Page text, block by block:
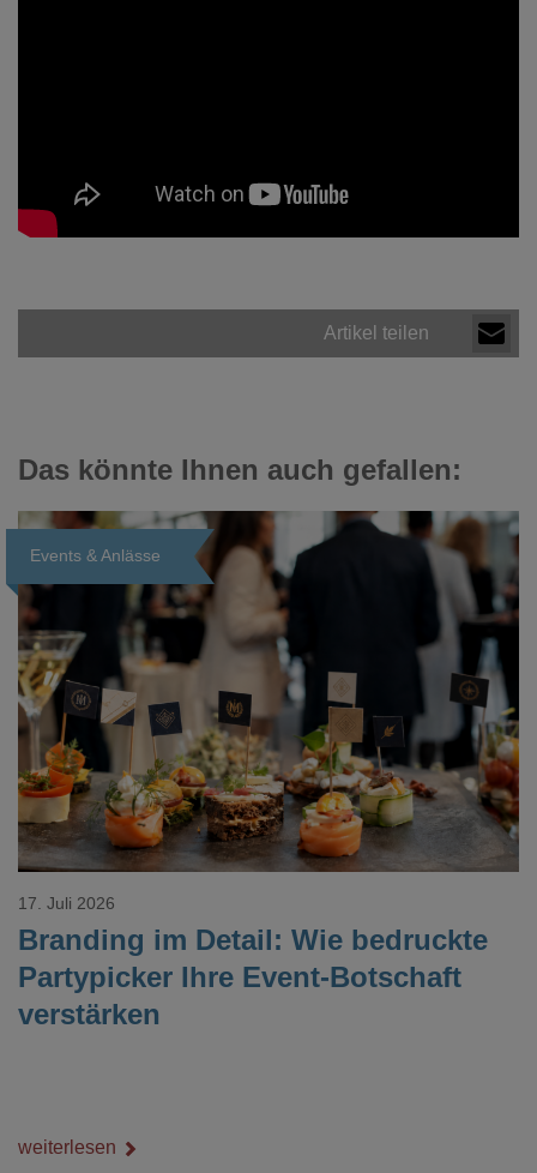
Artikel teilen
Das könnte Ihnen auch gefallen:
Events & Anlässe
Branding im Detail: Wie bedruckte
Partypicker Ihre Event-Botschaft
verstärken
17. Juli 2026
weiterlesen